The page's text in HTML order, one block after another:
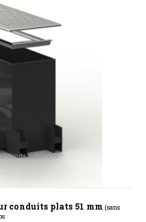
conduits plats 51 mm (sans